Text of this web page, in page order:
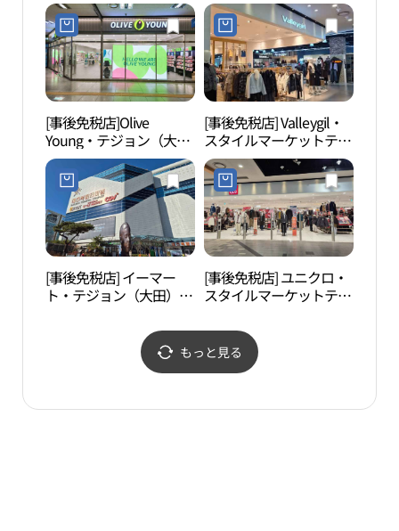
田）ターミナル店(아트
박스 대전터미널점)
[事後免税店]Olive
Young・テジョン（大
田）複合ターミナル店
(올리브영 대전복합터미
널점)
[事後免税店] Valleygil・
スタイルマーケットテジ
ョン（大田）店(밸리걸
스타일마켓 대전점)
[事後免税店] イーマー
ト・テジョン（大田）タ
[事後免税店] ユニクロ・
スタイルマーケットテジ
로 스타일마켓 대전점)
もっと見る